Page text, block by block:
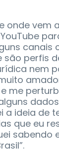
onde vem
canais
são perfis
nem
me
dados
a ideia de
que eu
sabendo